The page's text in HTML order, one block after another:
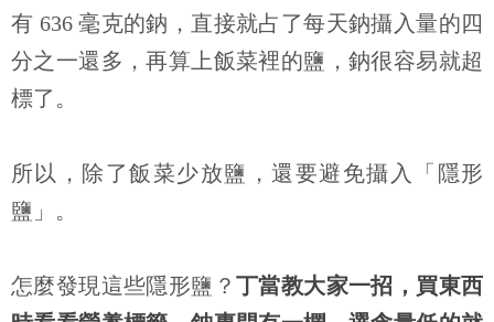
有 636毫克的鈉，直接就占了每天鈉攝入量的四
分之一還多，再算上飯菜裡的鹽，鈉很容易就超
標了。
所以，除了飯菜少放鹽，還要避免攝入「隱形
鹽」。
怎麼發現這些隱形鹽？ 丁當教大家一招，買東西